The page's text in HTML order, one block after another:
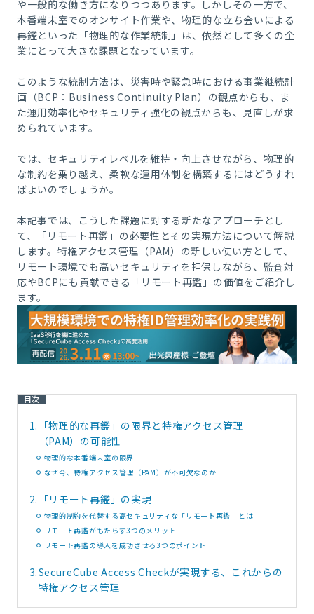
や一般的な働き方になりつつあります。しかしその一方で、
本番端末室でのオンサイト作業や、物理的な立ち会いによる
再鑑といった「物理的な作業統制」は、依然として多くの企
業にとって大きな課題となっています。
このような統制方法は、災害時や緊急時における事業継続計
画（BCP：Business Continuity Plan）の観点からも、ま
た運用効率化やセキュリティ強化の観点からも、見直しが求
められています。
では、セキュリティレベルを維持・向上させながら、物理的
な制約を乗り越え、柔軟な運用体制を構築するにはどうすれ
ばよいのでしょうか。
本記事では、こうした課題に対する新たなアプローチとし
て、「リモート再鑑」の必要性とその実現方法について解説
します。特権アクセス管理（PAM）の新しい使い方として、
リモート環境でも高いセキュリティを担保しながら、監査対
応やBCPにも貢献できる「リモート再鑑」の価値をご紹介し
ます。
目次
1. 「物理的な再鑑」の限界と特権アクセス管理
（PAM）の可能性
物理的な本番端末室の限界
なぜ今、特権アクセス管理（PAM）が不可欠なのか
2. 「リモート再鑑」の実現
物理的制約を代替する高セキュリティな「リモート再鑑」とは
リモート再鑑がもたらす3つのメリット
リモート再鑑の導入を成功させる3つのポイント
3.SecureCube Access Checkが実現する、これからの
特権アクセス管理